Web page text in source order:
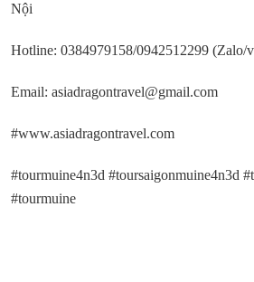
Nội
Hotline: 0384979158/0942512299 (Zalo/
Email: asiadragontravel@gmail.com
#www.asiadragontravel.com
#tourmuine4n3d #toursaigonmuine4n3d
#tourmuine